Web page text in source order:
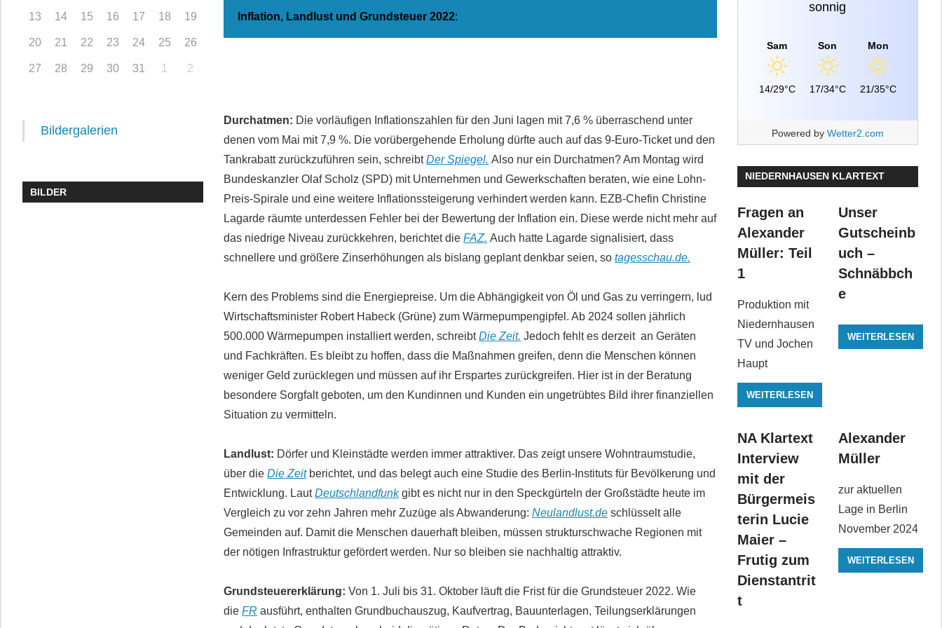
Inflation, Landlust und Grundsteuer 2022:
Durchatmen: Die vorläufigen Inflationszahlen für den Juni lagen mit 7,6 % überraschend unter
denen vom Mai mit 7,9 %. Die vorübergehende Erholung dürfte auch auf das 9-Euro-Ticket und den
Tankrabatt zurückzuführen sein, schreibtDer Spiegel. Also nur ein Durchatmen? Am Montag wird
Bundeskanzler Olaf Scholz (SPD) mit Unternehmen und Gewerkschaften beraten, wie eine Lohn-
Preis-Spirale und eine weitere Inflationssteigerung verhindert werden kann. EZB-Chefin Christine
Lagarde räumte unterdessen Fehler bei der Bewertung der Inflation ein. Diese werde nicht mehr auf
das niedrige Niveau zurückkehren, berichtet dieFAZ. Auch hatte Lagarde signalisiert, dass
schnellere und größere Zinserhöhungen als bislang geplant denkbar seien, sotagesschau.de.
Kern des Problems sind die Energiepreise. Um die Abhängigkeit von Öl und Gas zu verringern, lud
Wirtschaftsminister Robert Habeck (Grüne) zum Wärmepumpengipfel. Ab 2024 sollen jährlich
500.000 Wärmepumpen installiert werden, schreibtDie Zeit. Jedoch fehlt es derzeit an Geräten
und Fachkräften. Es bleibt zu hoffen, dass die Maßnahmen greifen, denn die Menschen können
weniger Geld zurücklegen und müssen auf ihr Erspartes zurückgreifen. Hier ist in der Beratung
besondere Sorgfalt geboten, um den Kundinnen und Kunden ein ungetrübtes Bild ihrer finanziellen
Situation zu vermitteln.
Landlust: Dörfer und Kleinstädte werden immer attraktiver. Das zeigt unsere Wohntraumstudie,
über dieDie Zeitberichtet, und das belegt auch eine Studie des Berlin-Instituts für Bevölkerung und
Entwicklung. LautDeutschlandfunkgibt es nicht nur in den Speckgürteln der Großstädte heute im
Vergleich zu vor zehn Jahren mehr Zuzüge als Abwanderung:Neulandlust.de schlüsselt alle
Gemeinden auf. Damit die Menschen dauerhaft bleiben, müssen strukturschwache Regionen mit
der nötigen Infrastruktur gefördert werden. Nur so bleiben sie nachhaltig attraktiv.
Grundsteuererklärung: Von 1. Juli bis 31. Oktober läuft die Frist für die Grundsteuer 2022. Wie
dieFR ausführt, enthalten Grundbuchauszug, Kaufvertrag, Bauunterlagen, Teilungserklärungen
13 14 15 16 17 18 19
20 21 22 23 24 25 26
27 28 29 30 31 1 2
Bildergalerien
BILDER
sonnig
Sam
14/29°C
Son
17/34°C
Mon
21/35°C
Powered by Wetter2.com
NIEDERNHAUSEN KLARTEXT
Fragen an
Alexander
Müller: Teil
1
Produktion mit
Niedernhausen
TV und Jochen
Haupt
WEITERLESEN
Unser
Gutscheinb
uch –
Schnäbbch
e
WEITERLESEN
NA Klartext
Interview
mit der
Bürgermeis
terin Lucie
Maier –
Frutig zum
Dienstantrit
t
Alexander
Müller
zur aktuellen
Lage in Berlin
November 2024
WEITERLESEN